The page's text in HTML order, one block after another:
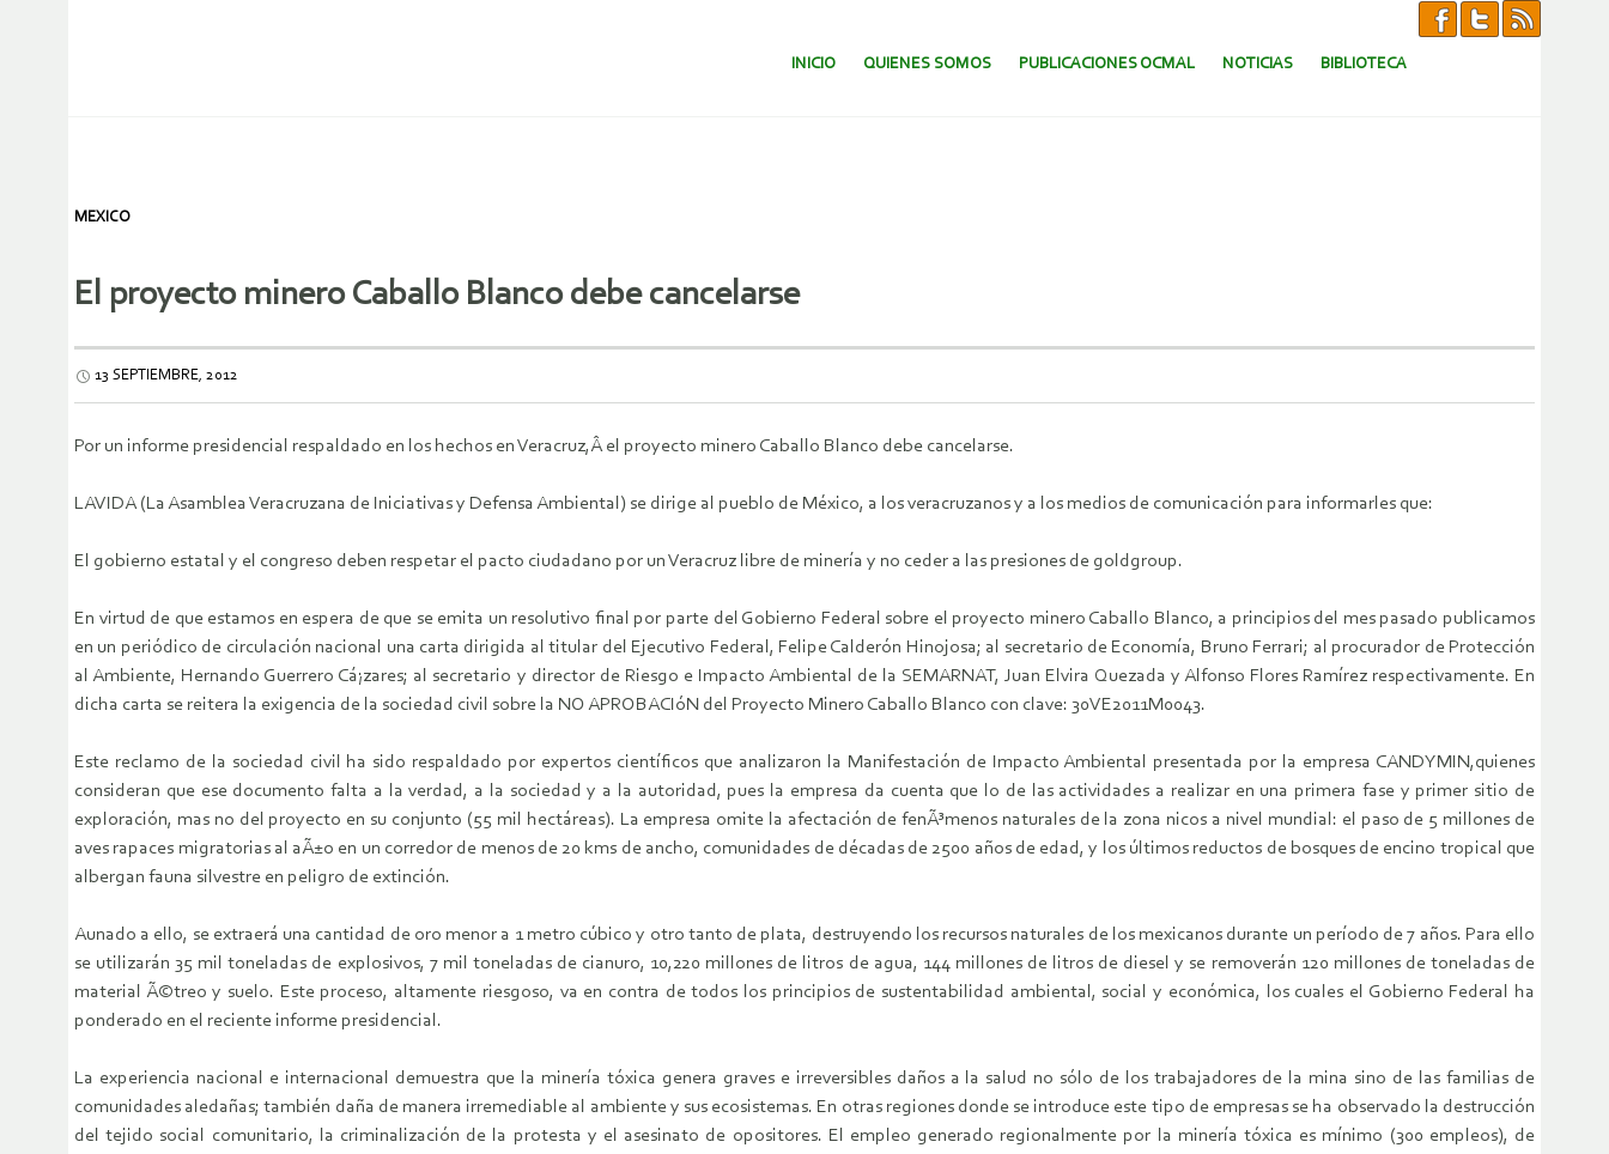
SALTAR AL CONTENIDO.
INICIO QUIENES SOMOS PUBLICACIONES OCMAL NOTICIAS BIBLIOTECA
MEXICO
El proyecto minero Caballo Blanco debe cancelarse
13 SEPTIEMBRE, 2012
Por un informe presidencial respaldado en los hechos en Veracruz,Â el proyecto minero Caballo Blanco debe cancelarse.
LAVIDA (La Asamblea Veracruzana de Iniciativas y Defensa Ambiental) se dirige al pueblo de México, a los veracruzanos y a los medios de comunicación para informarles que:
El gobierno estatal y el congreso deben respetar el pacto ciudadano por un Veracruz libre de minería y no ceder a las presiones de goldgroup.
En virtud de que estamos en espera de que se emita un resolutivo final por parte del Gobierno Federal sobre el proyecto minero Caballo Blanco, a principios del mes pasado publicamos
en un periódico de circulación nacional una carta dirigida al titular del Ejecutivo Federal, Felipe Calderón Hinojosa; al secretario de Economía, Bruno Ferrari; al procurador de Protección
al Ambiente, Hernando Guerrero Cá¡zares; al secretario y director de Riesgo e Impacto Ambiental de la SEMARNAT, Juan Elvira Quezada y Alfonso Flores Ramí­rez respectivamente. En
dicha carta se reitera la exigencia de la sociedad civil sobre la NO APROBACIóN del Proyecto Minero Caballo Blanco con clave: 30VE2011M0043.
Este reclamo de la sociedad civil ha sido respaldado por expertos cientí­ficos que analizaron la Manifestación de Impacto Ambiental presentada por la empresa CANDYMIN,quienes
consideran que ese documento falta a la verdad, a la sociedad y a la autoridad, pues la empresa da cuenta que lo de las actividades a realizar en una primera fase y primer sitio de
exploración, mas no del proyecto en su conjunto (55 mil hectáreas). La empresa omite la afectación de fenÃ³menos naturales de la zona nicos a nivel mundial: el paso de 5 millones de
aves rapaces migratorias al aÃ±o en un corredor de menos de 20 kms de ancho, comunidades de dé­cadas de 2500 años de edad, y los últimos reductos de bosques de encino tropical que
albergan fauna silvestre en peligro de extinción.
Aunado a ello, se extraerá una cantidad de oro menor a 1 metro cúbico y otro tanto de plata, destruyendo los recursos naturales de los mexicanos durante un perí­odo de 7 años. Para ello
se utilizarán 35 mil toneladas de explosivos, 7 mil toneladas de cianuro, 10,220 millones de litros de agua, 144 millones de litros de diesel y se removerán 120 millones de toneladas de
material Ã©treo y suelo. Este proceso, altamente riesgoso, va en contra de todos los principios de sustentabilidad ambiental, social y económica, los cuales el Gobierno Federal ha
ponderado en el reciente informe presidencial.
La experiencia nacional e internacional demuestra que la minerí­a tóxica genera graves e irreversibles daños a la salud no sólo de los trabajadores de la mina sino de las familias de
comunidades aledañas; también daña de manera irremediable al ambiente y sus ecosistemas. En otras regiones donde se introduce este tipo de empresas se ha observado la destrucción
del tejido social comunitario, la criminalización de la protesta y el asesinato de opositores. El empleo generado regionalmente por la minería tóxica es mí­nimo (300 empleos), de